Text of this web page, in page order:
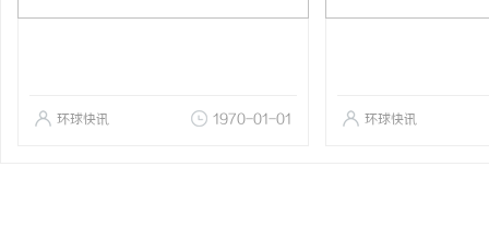
环球快讯 1970-01-01 环球快讯